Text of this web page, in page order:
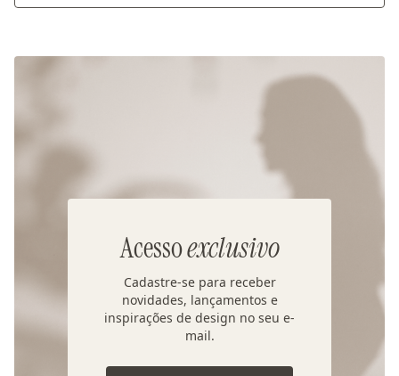
Acessoexclusivo
Cadastre-se para receber
novidades, lançamentos e
inspirações de design no seu e-
mail.